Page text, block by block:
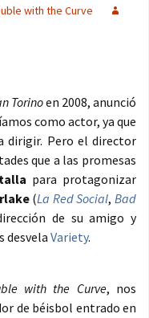
with the Curve
Torinoen 2008, anunció
como actor, ya que
dirigir. Pero el director
que a las promesas
para protagonizar
(La Red Social, Bad
de su amigo y
desvelaVariety.
with the Curve, nos
de béisbol entrado en